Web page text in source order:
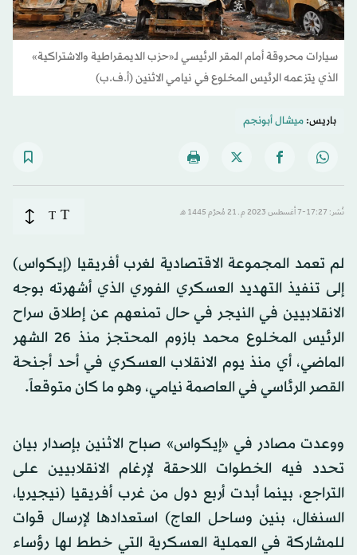
سيارات محروقة أمام المقر الرئيسي لـ«حزب الديمقراطية والاشتراكية»
الذي يتزعمه الرئيس المخلوع في نيامي الاثنين (أ.ف.ب)
باريس:ميشال أبونجم
نُشر: 17:27-7 أغسطس 2023 م ـ 21 مُحرَّم 1445 هـ T
T
لم تعمد المجموعة الاقتصادية لغرب أفريقيا (إيكواس)
إلى تنفيذ التهديد العسكري الفوري الذي أشهرته بوجه
الانقلابيين في النيجر في حال تمنعهم عن إطلاق سراح
الرئيس المخلوع محمد بازوم المحتجز منذ 26 الشهر
الماضي، أي منذ يوم الانقلاب العسكري في أحد أجنحة
القصر الرئاسي في العاصمة نيامي، وهو ما كان متوقعاً.
ووعدت مصادر في «إيكواس» صباح الاثنين بإصدار بيان
تحدد فيه الخطوات اللاحقة لإرغام الانقلابيين على
التراجع، بينما أبدت أربع دول من غرب أفريقيا (نيجيريا،
السنغال، بنين وساحل العاج) استعدادها لإرسال قوات
للمشاركة في العملية العسكرية التي خطط لها رؤساء